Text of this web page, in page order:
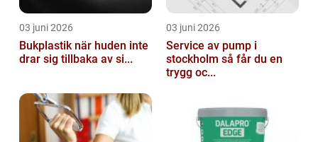
03 juni 2026
Bukplastik när huden inte
drar sig tillbaka av si...
03 juni 2026
Service av pump i
stockholm så får du en
trygg oc...